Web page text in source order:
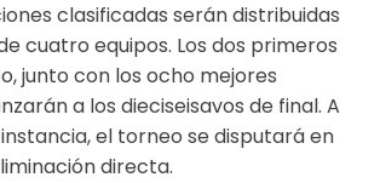
clasificadas serán distribuidas
cuatro equipos. Los dos primeros
junto con los ocho mejores
a los dieciseisavos de final. A
el torneo se disputará en
directa.